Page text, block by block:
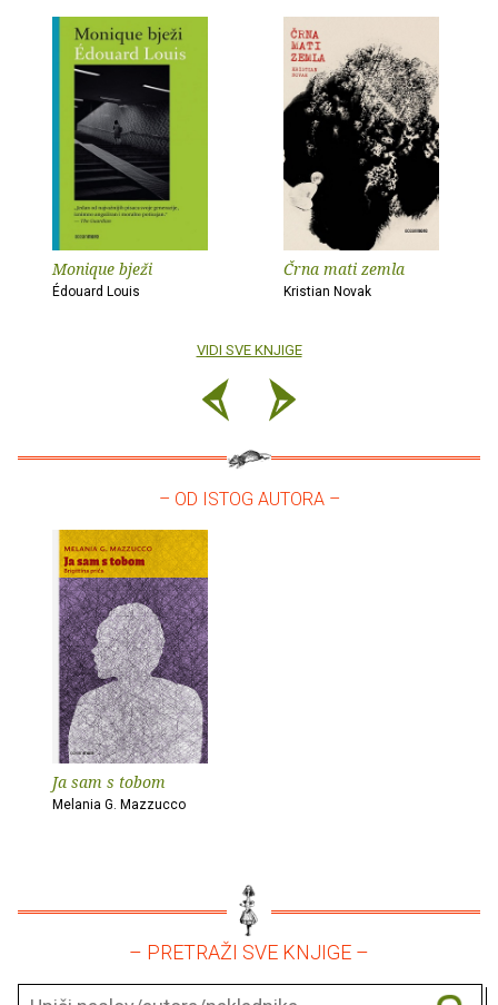
Monique bježi
Édouard Louis
Črna mati zemla
Kristian Novak
VIDI SVE KNJIGE
– OD ISTOG AUTORA –
Ja sam s tobom
Melania G. Mazzucco
– PRETRAŽI SVE KNJIGE –